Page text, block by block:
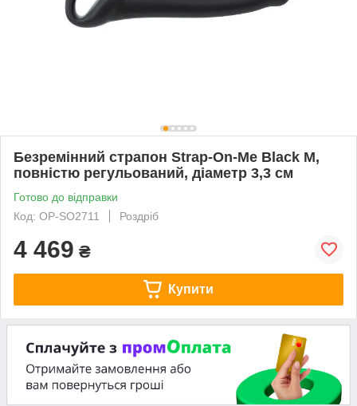
Безремінний страпон Strap-On-Me Black M,
повністю регульований, діаметр 3,3 см
Готово до відправки
Код: OP-SO2711
Роздріб
4 469 ₴
Купити